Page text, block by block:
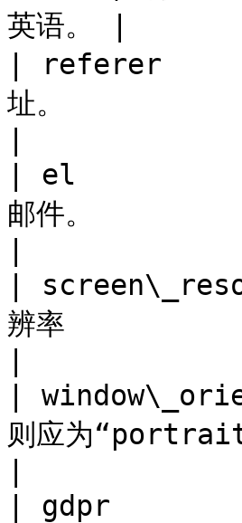
英语。 |
| referer
址。
| el
邮件。
|
辨率
|
则应为
| gdpr